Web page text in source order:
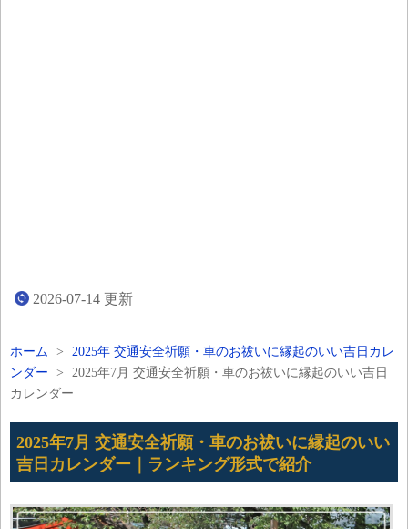
2026-07-14 更新
ホーム >
2025年 交通安全祈願・車のお祓いに縁起のいい吉日カレ
ンダー
>
2025年7月 交通安全祈願・車のお祓いに縁起のいい吉日
カレンダー
2025年7月 交通安全祈願・車のお祓いに縁起のいい
吉日カレンダー｜ランキング形式で紹介